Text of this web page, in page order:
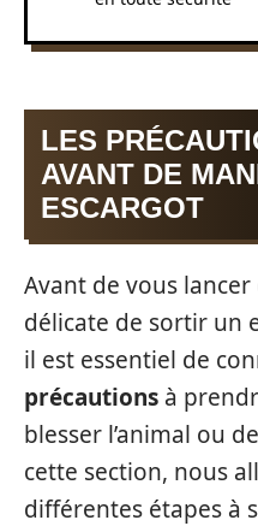
LES
AVANT DE
ESCARGOT
Avant de vous lancer
délicate de sortir un
il est essentiel de
précautions à
blesser l’animal ou
cette section, nous
différentes étapes à